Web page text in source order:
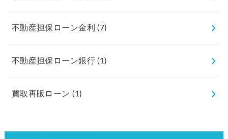
不動産担保ローン金利(7)
不動産担保ローン銀行(1)
買取再販ローン(1)